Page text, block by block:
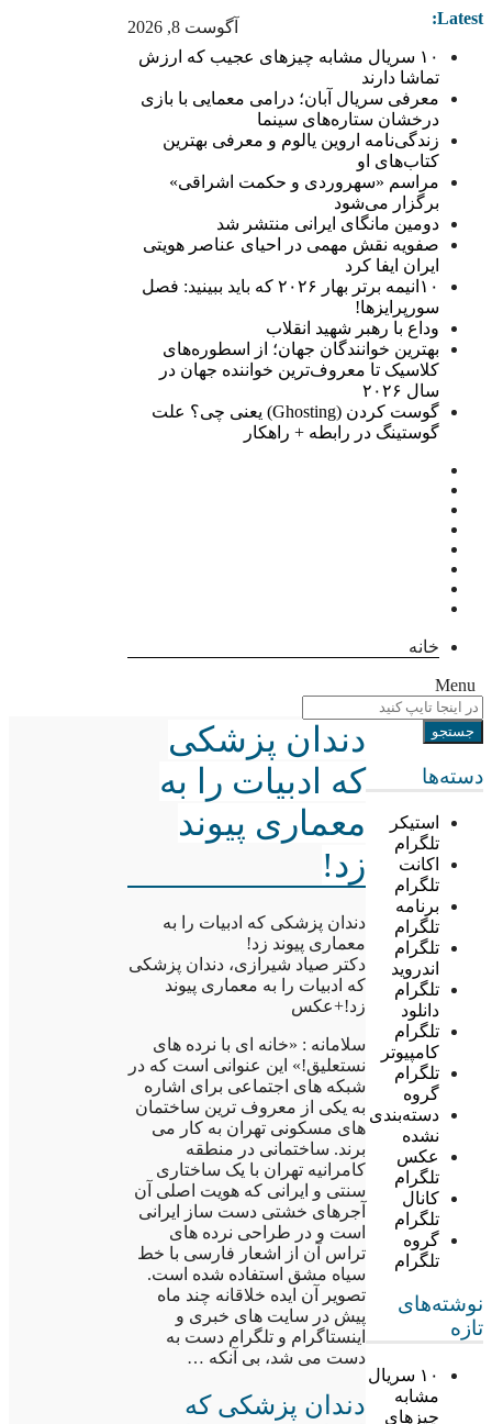
آگوست 8, 2026 Latest:
۱۰ سریال مشابه چیزهای عجیب که ارزش
تماشا دارند
معرفی سریال آبان؛ درامی معمایی با بازی
درخشان ستاره‌های سینما
زندگی‌نامه اروین یالوم و معرفی بهترین
کتاب‌های او
مراسم «سهروردی و حکمت اشراقی»
برگزار می‌شود
دومین مانگای ایرانی منتشر شد
صفویه نقش مهمی در احیای عناصر هویتی
ایران ایفا کرد
۱۰انیمه برتر بهار ۲۰۲۶ که باید ببینید: فصل
سورپرایزها!
وداع با رهبر شهید انقلاب
بهترین خوانندگان جهان؛ از اسطوره‌های
کلاسیک تا معروف‌ترین خواننده جهان در
سال ۲۰۲۶
گوست کردن (Ghosting) یعنی چی؟ علت
گوستینگ در رابطه + راهکار
خانه
Menu
دسته‌ها
استیکر
تلگرام
اکانت
تلگرام
برنامه
تلگرام
تلگرام
اندروید
تلگرام
دانلود
تلگرام
کامپیوتر
تلگرام
گروه
دسته‌بندی
نشده
عکس
تلگرام
کانال
تلگرام
گروه
تلگرام
نوشته‌های
تازه
۱۰ سریال
مشابه
چیزهای
دندان پزشکی
که ادبیات را به
معماری پیوند
زد!
دندان پزشکی که ادبیات را به
معماری پیوند زد!
دکتر صیاد شیرازی، دندان پزشکی
که ادبیات را به معماری پیوند
زد!+عکس
سلامانه : «خانه ای با نرده های
نستعلیق!» این عنوانی است که در
شبکه های اجتماعی برای اشاره
به یکی از معروف ترین ساختمان
های مسکونی تهران به کار می
برند. ساختمانی در منطقه
کامرانیه تهران با یک ساختاری
سنتی و ایرانی که هویت اصلی آن
آجرهای خشتی دست ساز ایرانی
است و در طراحی نرده های
تراس آن از اشعار فارسی با خط
سیاه مشق استفاده شده است.
تصویر آن ایده خلاقانه چند ماه
پیش در سایت های خبری و
اینستاگرام و تلگرام دست به
دست می شد، بی آنکه …
دندان پزشکی که